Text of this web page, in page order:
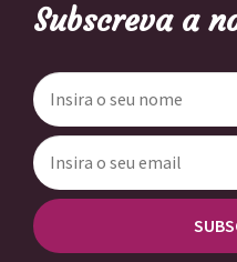
Subscreva a